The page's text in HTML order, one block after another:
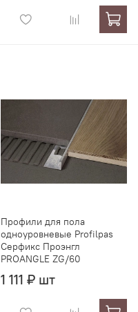
Профили для пола
одноуровневые Profilpas
Серфикс Проэнгл
PROANGLE ZG/60
1 111 ₽ шт